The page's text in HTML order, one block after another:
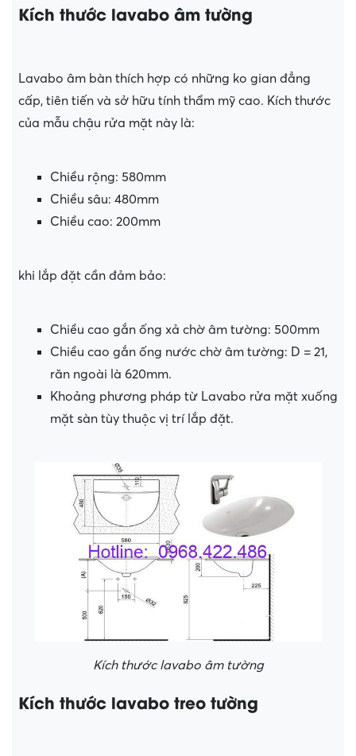
Kích thước lavabo âm tường
Lavabo âm bàn thích hợp có những ko gian đẳng
cấp, tiên tiến và sở hữu tính thẩm mỹ cao. Kích thước
của mẫu chậu rửa mặt này là:
Chiều rộng: 580mm
Chiều sâu: 480mm
Chiều cao: 200mm
khi lắp đặt cần đảm bảo:
Chiều cao gắn ống xả chờ âm tường: 500mm
Chiều cao gắn ống nước chờ âm tường: D = 21,
răn ngoài là 620mm.
Khoảng phương pháp từ Lavabo rửa mặt xuống
mặt sàn tùy thuộc vị trí lắp đặt.
Kích thước lavabo âm tường
Kích thước lavabo treo tường